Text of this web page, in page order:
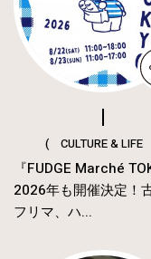
( CULTURE &
『FUDGE Marché
2026年も開催決定！
フリマ、ハ...